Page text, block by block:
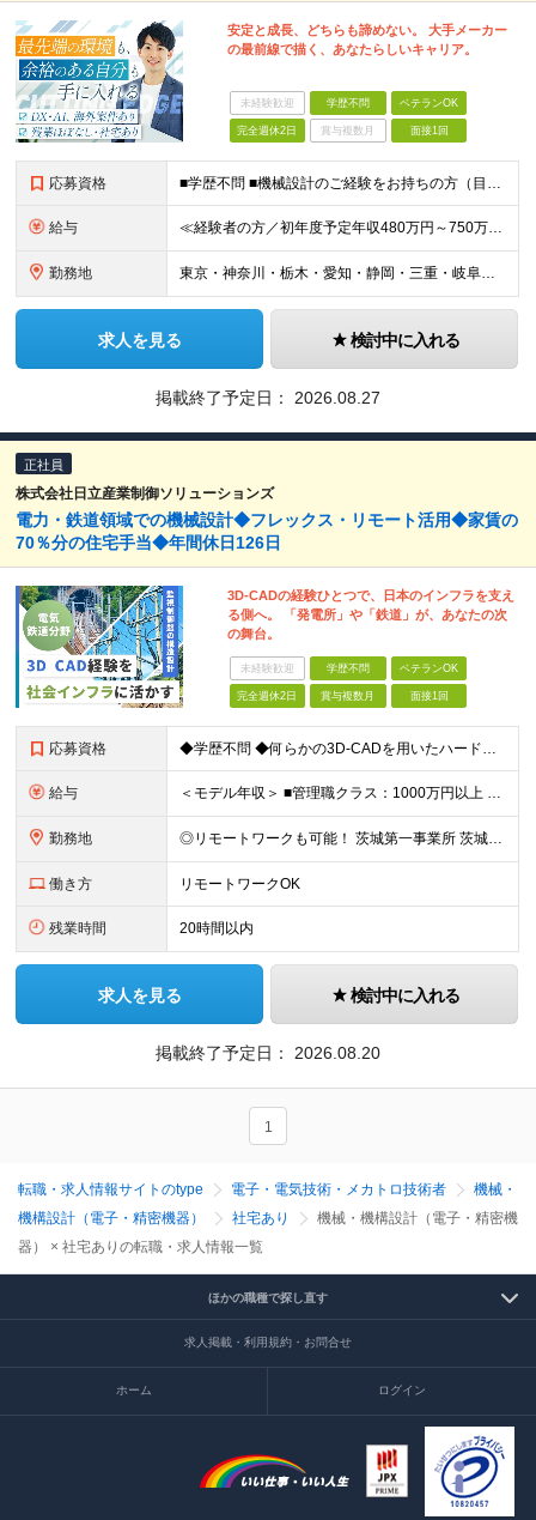
安定と成長、どちらも諦めない。 大手メーカー
の最前線で描く、あなたらしいキャリア。
未経験歓迎 学歴不問 ベテランOK
完全週休2日 賞与複数月 面接1回
応募資格 ■学歴不問 ■機械設計のご経験をお持ちの方（目安として2年以上を想定しています） ≪こんな方はぜひご応募ください≫ □大手メーカーのプロジェクトで自身の技術を磨きたい方 □将来的にAIやDXなど、新
給与 ≪経験者の方／初年度予定年収480万円～750万円≫ ■月給40万～65万円＋時間外手当（全額）＋交通費（全額） ★自動車業界での機械設計経験を5年以上お持ちの方は、 月給60万円～の採用も可
勤務地 東京・神奈川・栃木・愛知・静岡・三重・岐阜のプロジェクト先。 ＜本社＞ 愛知県名古屋市中区錦一丁目6番36号 N.A.Pビル5階 ※転勤はありません。希望エリアを考慮して配属します。 ※U・Iタ
求人を見る 検討中に入れる
掲載終了予定日： 2026.08.27
正社員
株式会社日立産業制御ソリューションズ
電力・鉄道領域での機械設計◆フレックス・リモート活用◆家賃の
70％分の住宅手当◆年間休日126日
3D-CADの経験ひとつで、日本のインフラを支え
る側へ。 「発電所」や「鉄道」が、あなたの次
の舞台。
未経験歓迎 学歴不問 ベテランOK
完全週休2日 賞与複数月 面接1回
応募資格 ◆学歴不問 ◆何らかの3D-CADを用いたハードウェア設計経験がある方 ≪こんな方にピッタリ≫ ◎3D-CADを用いた設計スキルを活かしたい方 ◎自分の設計した製品が形になる「モノづくり」の実感を得
給与 ＜モデル年収＞ ■管理職クラス：1000万円以上 ■主任クラス：550万円以上 ■担当者クラス：430万円以上 月給25万円～＋賞与（年2回）＋各種手当 ※経験・能力などを考慮のうえ、当社規定により
勤務地 ◎リモートワークも可能！ 茨城第一事業所 茨城県日立市大みか町五丁目2番1号 出張：2〜3日程度の短期出張あり（低頻度）
働き方 リモートワークOK
残業時間 20時間以内
求人を見る 検討中に入れる
掲載終了予定日： 2026.08.20
1
転職・求人情報サイトのtype 電子・電気技術・メカトロ技術者
機械・
機構設計（電子・精密機器）
社宅あり
機械・機構設計（電子・精密機
器） × 社宅ありの転職・求人情報一覧
ほかの職種で探し直す
求人掲載・利用規約・お問合せ
ホーム ログイン